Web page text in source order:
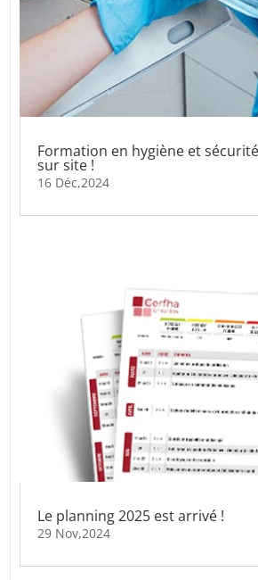
Formation en hygiène et
sur site !
16 Déc,2024
Le planning 2025 est arrivé !
29 Nov,2024